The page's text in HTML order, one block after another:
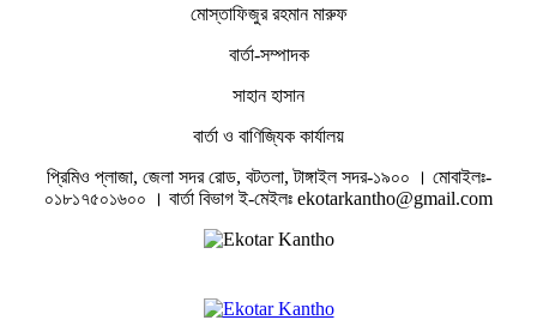
মোস্তাফিজুর রহমান মারুফ
বার্তা-সম্পাদক
সাহান হাসান
বার্তা ও বাণিজ্যিক কার্যালয়
প্রিমিও প্লাজা, জেলা সদর রোড, বটতলা, টাঙ্গাইল সদর-১৯০০ । মোবাইলঃ-
০১৮১৭৫০১৬০০ । বার্তা বিভাগ ই-মেইলঃ ekotarkantho@gmail.com